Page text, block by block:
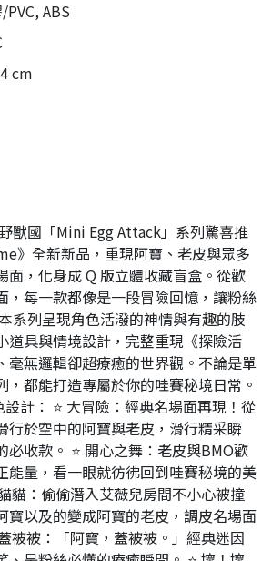
PVC, ABS
cm
獸國「Mini Egg Attack」系列驚喜推
》全新新品，重現阿寶、老皮與眾多
面，化身成 Q 版立體收藏盲盒。從歡
，每一款都像是一段冒險回憶，讓粉絲
系列呈現角色活潑的神情與有趣的肢
道具與情境設計，完整重現《探險活
毫無邏輯卻超療癒的世界觀。不論是單
，都能打造專屬於你的哇賽秘境日常。
計： ⭐ 大冒險：經典名場面再現！從
行於空中的阿寶與老皮，滑行精采瞬
必收款。 ⭐ 開心之舞：老皮與BMO歡
能量，看一眼就彷彿回到哇賽秘境的美
貓：偷偷潛入艾薇兒房間不小心被撞
寶以及的變成阿寶的老皮，調皮名場面
被被：「阿寶，蓋被被。」經典迷因